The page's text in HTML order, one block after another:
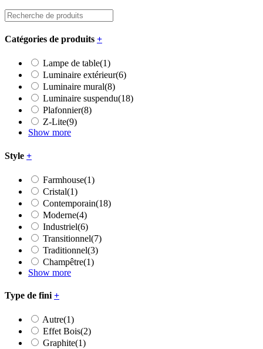
Catégories de produits +
Lampe de table(1)
Luminaire extérieur(6)
Luminaire mural(8)
Luminaire suspendu(18)
Plafonnier(8)
Z-Lite(9)
Show more
Style +
Farmhouse(1)
Cristal(1)
Contemporain(18)
Moderne(4)
Industriel(6)
Transitionnel(7)
Traditionnel(3)
Champêtre(1)
Show more
Type de fini +
Autre(1)
Effet Bois(2)
Graphite(1)